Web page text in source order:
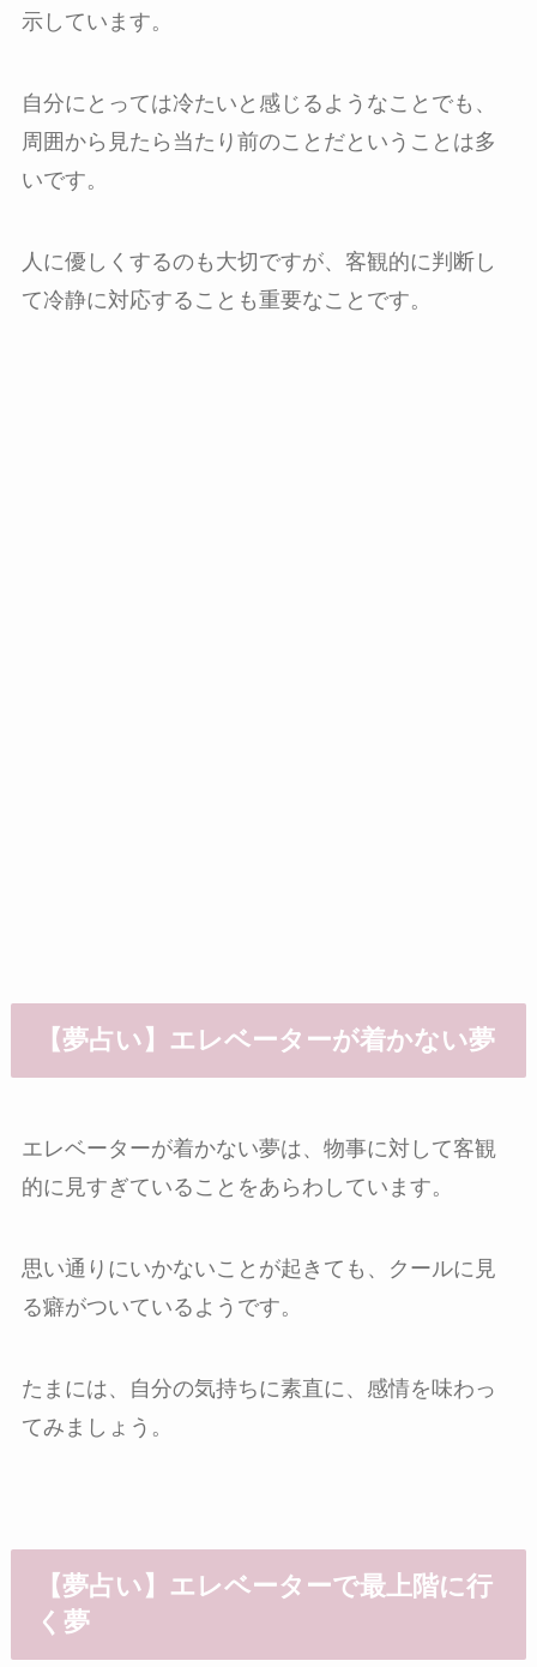
示しています。
自分にとっては冷たいと感じるようなことでも、
周囲から見たら当たり前のことだということは多
いです。
人に優しくするのも大切ですが、客観的に判断し
て冷静に対応することも重要なことです。
【夢占い】エレベーターが着かない夢
エレベーターが着かない夢は、物事に対して客観
的に見すぎていることをあらわしています。
思い通りにいかないことが起きても、クールに見
る癖がついているようです。
たまには、自分の気持ちに素直に、感情を味わっ
てみましょう。
【夢占い】エレベーターで最上階に行
く夢